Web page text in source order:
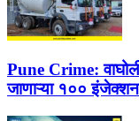
Pune Crime:
जाणाऱ्या १००